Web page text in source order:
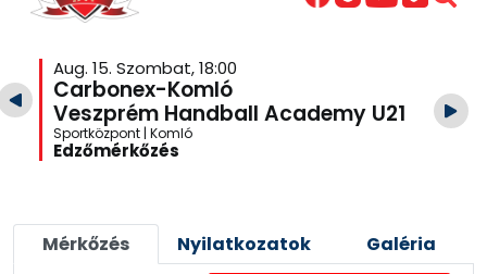
Aug. 15. Szombat, 18:00
Carbonex-Komló
Veszprém Handball Academy U21
Sportközpont | Komló
Edzőmérkőzés
Mérkőzés Nyilatkozatok Galéria